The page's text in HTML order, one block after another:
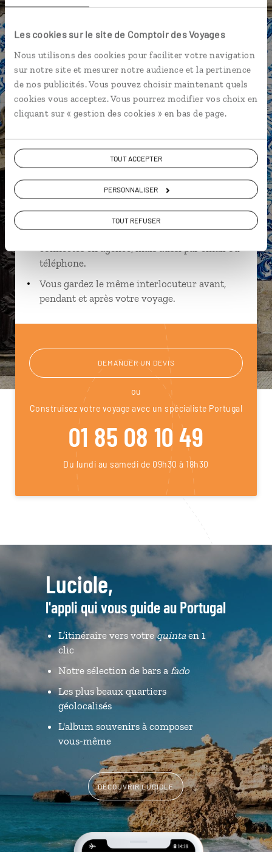
Les cookies sur le site de Comptoir des Voyages
Nous utilisons des cookies pour faciliter votre navigation
sur notre site et mesurer notre audience et la pertinence
de nos publicités. Vous pouvez choisir maintenant quels
cookies vous acceptez. Vous pourrez modifier vos choix en
cliquant sur « gestion des cookies » en bas de page.
TOUT ACCEPTER
PERSONNALISER
TOUT REFUSER
Laurisilva - Madère
Sylvie,
Suivez vos envies et demandez conseils à nos
spécialistes
Ils sauront organiser votre itinéraire au plus
près de vos envies et de la réalité du pays.
Échangez en face à face ou depuis nos studios
connectés en agence, mais aussi par email ou
téléphone.
Vous gardez le même interlocuteur avant,
pendant et après votre voyage.
DEMANDER UN DEVIS
ou
Construisez votre voyage avec un spécialiste Portugal
01 85 08 10 49
Du lundi au samedi de 09h30 à 18h30
Luciole,
l'appli qui vous guide au Portugal
L’itinéraire vers votrequintaen 1
clic
Notre sélection de bars a fado
Les plus beaux quartiers
géolocalisés
L'album souvenirs à composer
vous-même
DÉCOUVRIR LUCIOLE